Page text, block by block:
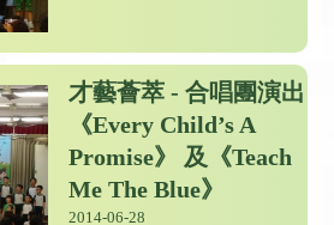
才藝薈萃 - 合唱團演出
《Every Child’s A
Promise》 及《Teach
Me The Blue》
2014-06-28